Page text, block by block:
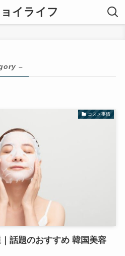
イライフ
–
コスメ事情
話題のおすすめ 韓国美容